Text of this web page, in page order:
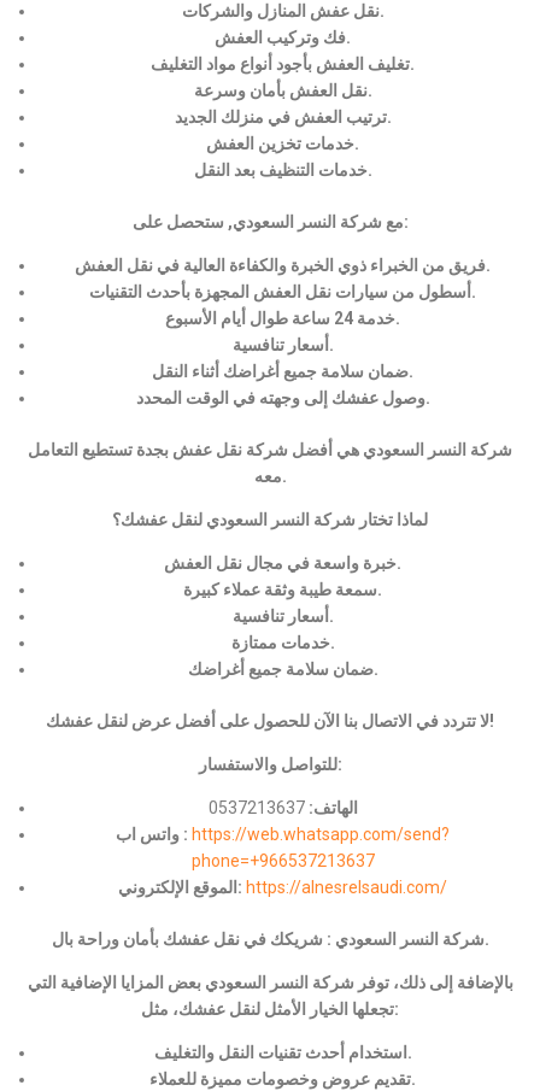
نقل عفش المنازل والشركات.
فك وتركيب العفش.
تغليف العفش بأجود أنواع مواد التغليف.
نقل العفش بأمان وسرعة.
ترتيب العفش في منزلك الجديد.
خدمات تخزين العفش.
خدمات التنظيف بعد النقل.
مع شركة النسر السعودي, ستحصل على:
فريق من الخبراء ذوي الخبرة والكفاءة العالية في نقل العفش.
أسطول من سيارات نقل العفش المجهزة بأحدث التقنيات.
خدمة 24 ساعة طوال أيام الأسبوع.
أسعار تنافسية.
ضمان سلامة جميع أغراضك أثناء النقل.
وصول عفشك إلى وجهته في الوقت المحدد.
شركة النسر السعودي هي أفضل شركة نقل عفش بجدة تستطيع التعامل
معه.
لماذا تختار شركة النسر السعودي لنقل عفشك؟
خبرة واسعة في مجال نقل العفش.
سمعة طيبة وثقة عملاء كبيرة.
أسعار تنافسية.
خدمات ممتازة.
ضمان سلامة جميع أغراضك.
لا تتردد في الاتصال بنا الآن للحصول على أفضل عرض لنقل عفشك!
للتواصل والاستفسار:
الهاتف: 0537213637
واتس اب : https://web.whatsapp.com/send?
phone=+966537213637
الموقع الإلكتروني: https://alnesrelsaudi.com/
شركة النسر السعودي : شريكك في نقل عفشك بأمان وراحة بال.
بالإضافة إلى ذلك، توفر شركة النسر السعودي بعض المزايا الإضافية التي
تجعلها الخيار الأمثل لنقل عفشك، مثل:
استخدام أحدث تقنيات النقل والتغليف.
تقديم عروض وخصومات مميزة للعملاء.